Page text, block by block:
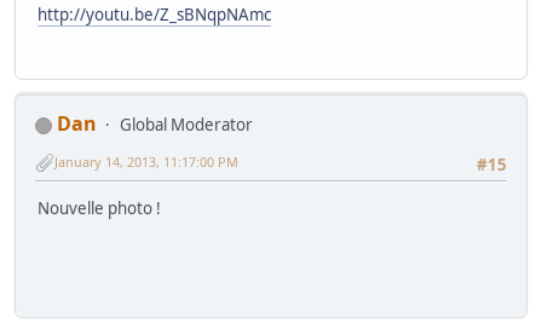
http://youtu.be/Z_sBNqpNAmc
Dan
Global Moderator
#15
January 14, 2013, 11:17:00 PM
Nouvelle photo !